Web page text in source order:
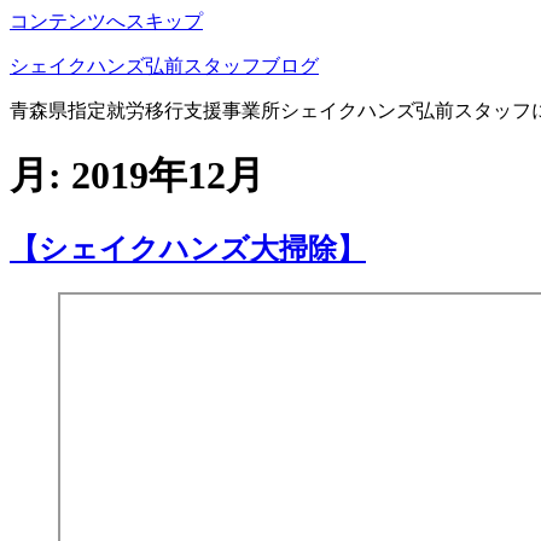
コンテンツへスキップ
シェイクハンズ弘前スタッフブログ
青森県指定就労移行支援事業所シェイクハンズ弘前スタッフ
月: 2019年12月
【シェイクハンズ大掃除】